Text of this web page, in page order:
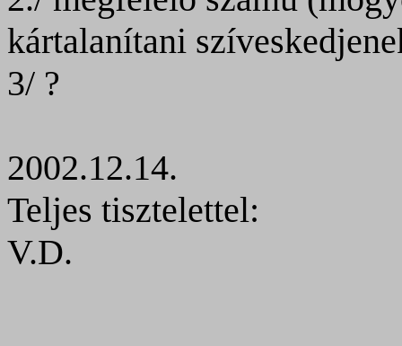
kártalanítani
3/ ?
2002.12.14.
Teljes tisztelettel:
V.D.